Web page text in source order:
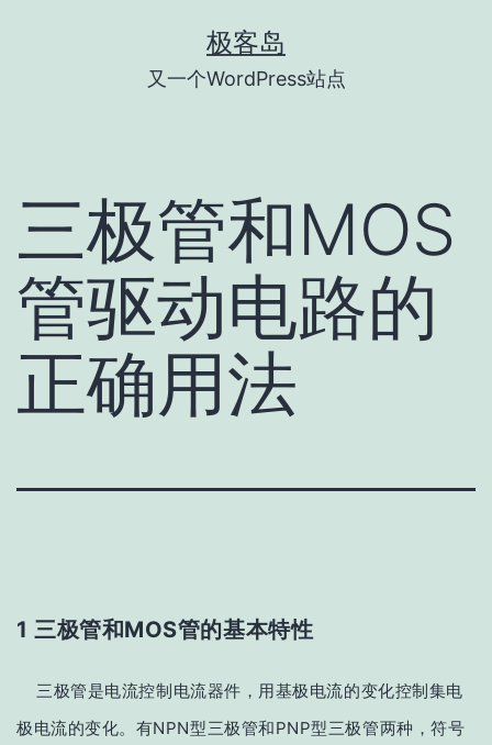
极客岛
又一个WordPress站点
三极管和MOS
管驱动电路的
正确用法
1 三极管和MOS管的基本特性
三极管是电流控制电流器件，用基极电流的变化控制集电
极电流的变化。有NPN型三极管和PNP型三极管两种，符号